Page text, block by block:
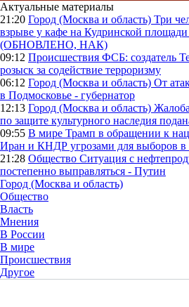
Актуальные материалы
21:20 Город (Москва и область) Три
взрыве у кафе на Кудринской
(ОБНОВЛЕНО, НАК)
09:12 Происшествия ФСБ: создатель
розыск за содействие терроризму
06:12 Город (Москва и область) От
в Подмосковье - губернатор
12:13 Город (Москва и область)
по защите культурного наследия
09:55 В мире Трамп в обращении к
Иран и КНДР угрозами для выборов
21:28 Общество Ситуация с
постепенно выправляться - Путин
Город (Москва и область)
Общество
Власть
Мнения
В России
В мире
Происшествия
Другое